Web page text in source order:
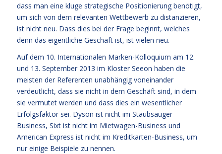
dass man eine kluge strategische Positionierung benötigt,
um sich von dem relevanten Wettbewerb zu distanzieren,
ist nicht neu. Dass dies bei der Frage beginnt, welches
denn das eigentliche Geschäft ist, ist vielen neu.
Auf dem 10. Internationalen Marken-Kolloquium am 12.
und 13. September 2013 im Kloster Seeon haben die
meisten der Referenten unabhängig voneinander
verdeutlicht, dass sie nicht in dem Geschäft sind, in dem
sie vermutet werden und dass dies ein wesentlicher
Erfolgsfaktor sei. Dyson ist nicht im Staubsauger-
Business, Sixt ist nicht im Mietwagen-Business und
American Express ist nicht im Kreditkarten-Business, um
nur einige Beispiele zu nennen.